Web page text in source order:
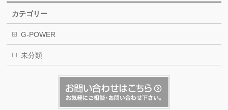
カテゴリー
G-POWER
未分類